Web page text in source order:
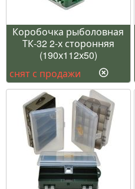
Коробочка рыболовная
ТК-32 2-х сторонняя
(190х112х50)
снят с продажи